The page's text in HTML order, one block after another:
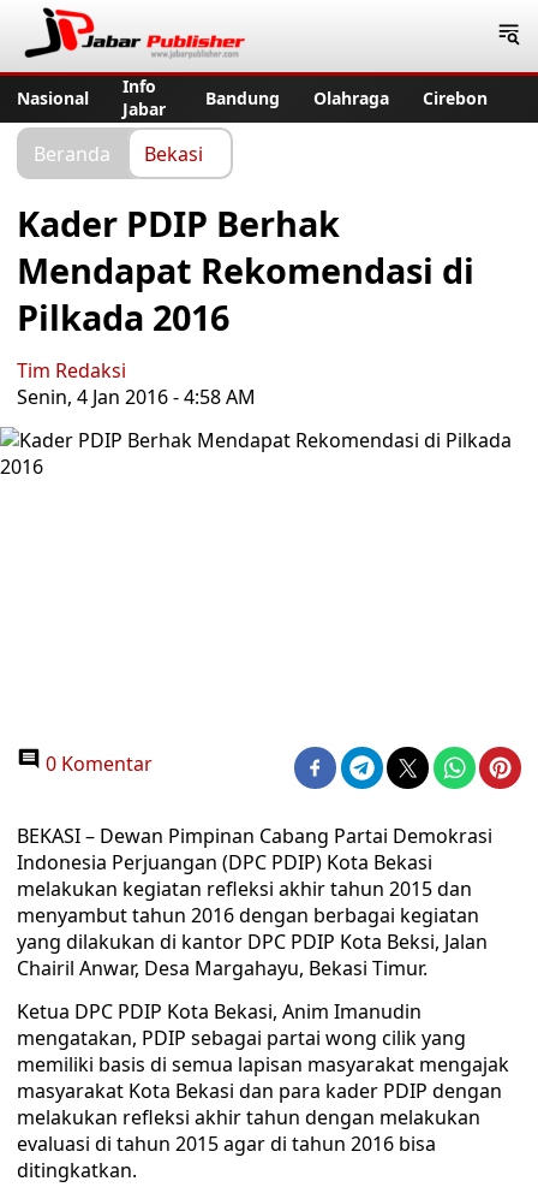
Nasional
Info
Jabar
Bandung Olahraga Cirebon
Beranda Bekasi
Kader PDIP Berhak
Mendapat Rekomendasi di
Pilkada 2016
Tim Redaksi
Senin, 4 Jan 2016 - 4:58 AM
0 Komentar
BEKASI – Dewan Pimpinan Cabang Partai Demokrasi
Indonesia Perjuangan (DPC PDIP) Kota Bekasi
melakukan kegiatan refleksi akhir tahun 2015 dan
menyambut tahun 2016 dengan berbagai kegiatan
yang dilakukan di kantor DPC PDIP Kota Beksi, Jalan
Chairil Anwar, Desa Margahayu, Bekasi Timur.
Ketua DPC PDIP Kota Bekasi, Anim Imanudin
mengatakan, PDIP sebagai partai wong cilik yang
memiliki basis di semua lapisan masyarakat mengajak
masyarakat Kota Bekasi dan para kader PDIP dengan
melakukan refleksi akhir tahun dengan melakukan
evaluasi di tahun 2015 agar di tahun 2016 bisa
ditingkatkan.